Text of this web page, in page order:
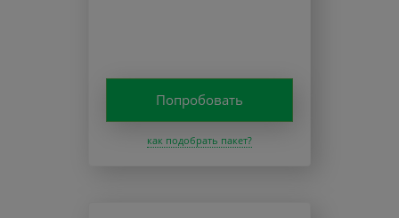
Попробовать
как подобрать пакет?